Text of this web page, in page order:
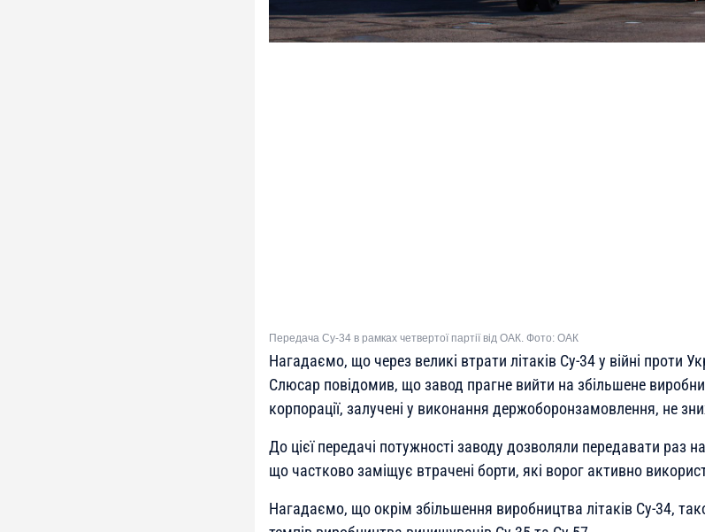
Передача Су-34 в рамках четвертої партії від ОАК. Фото: ОАК
Нагадаємо, що через великі втрати літаків Су-34 у війні проти
Слюсар повідомив, що завод прагне вийти на збільшене
корпорації, залучені у виконання держоборонзамовлення, не
До цієї передачі потужності заводу дозволяли передавати раз
що частково заміщує втрачені борти, які ворог активно
Нагадаємо, що окрім збільшення виробництва літаків Су-34,